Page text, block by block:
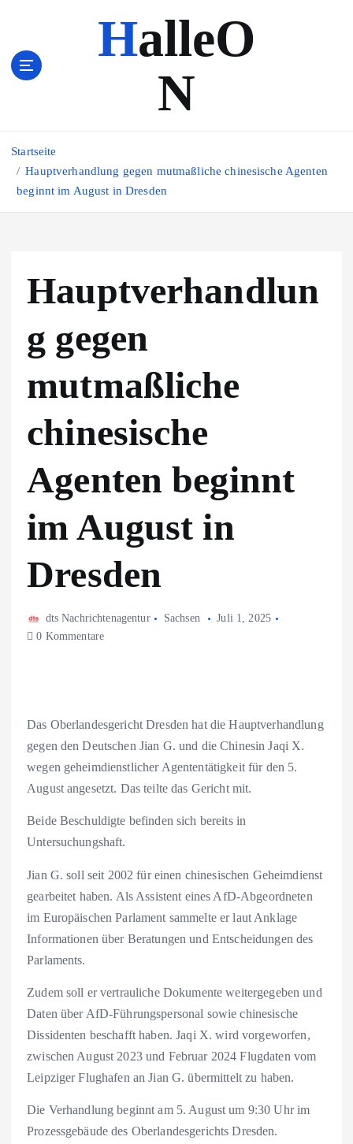
HalleO
N
Startseite
Hauptverhandlung gegen mutmaßliche chinesische Agenten
beginnt im August in Dresden
Hauptverhandlun
g gegen
mutmaßliche
chinesische
Agenten beginnt
im August in
Dresden
dts Nachrichtenagentur Sachsen
Juli 1, 2025
0 Kommentare
Das Oberlandesgericht Dresden hat die Hauptverhandlung
gegen den Deutschen Jian G. und die Chinesin Jaqi X.
wegen geheimdienstlicher Agententätigkeit für den 5.
August angesetzt. Das teilte das Gericht mit.
Beide Beschuldigte befinden sich bereits in
Untersuchungshaft.
Jian G. soll seit 2002 für einen chinesischen Geheimdienst
gearbeitet haben. Als Assistent eines AfD-Abgeordneten
im Europäischen Parlament sammelte er laut Anklage
Informationen über Beratungen und Entscheidungen des
Parlaments.
Zudem soll er vertrauliche Dokumente weitergegeben und
Daten über AfD-Führungspersonal sowie chinesische
Dissidenten beschafft haben. Jaqi X. wird vorgeworfen,
zwischen August 2023 und Februar 2024 Flugdaten vom
Leipziger Flughafen an Jian G. übermittelt zu haben.
Die Verhandlung beginnt am 5. August um 9:30 Uhr im
Prozessgebäude des Oberlandesgerichts Dresden.